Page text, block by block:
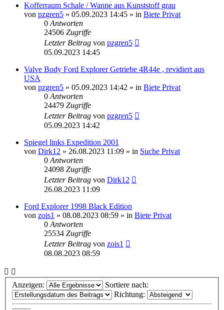
Kofferraum Schale / Wanne aus Kunststoff grau
von pzgren5 » 05.09.2023 14:45 » in Biete Privat
0 Antworten
24506 Zugriffe
Letzter Beitrag von pzgren5
05.09.2023 14:45
Valve Body Ford Explorer Getriebe 4R44e , revidiert aus
USA
von pzgren5 » 05.09.2023 14:42 » in Biete Privat
0 Antworten
24479 Zugriffe
Letzter Beitrag von pzgren5
05.09.2023 14:42
Spiegel links Expedition 2001
von Dirk12 » 26.08.2023 11:09 » in Suche Privat
0 Antworten
24098 Zugriffe
Letzter Beitrag von Dirk12
26.08.2023 11:09
Ford Explorer 1998 Black Edition
von zois1 » 08.08.2023 08:59 » in Biete Privat
0 Antworten
25534 Zugriffe
Letzter Beitrag von zois1
08.08.2023 08:59
Anzeigen:
Sortiere nach:
Richtung: